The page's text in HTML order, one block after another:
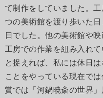
て制作をしていました。
つの美術館を渡り歩いた
日でした。他の美術館や
工房での作業を組み入れ
と捉えれば、私には休日
ことをやっている現在で
賞では「河鍋暁斎の世界